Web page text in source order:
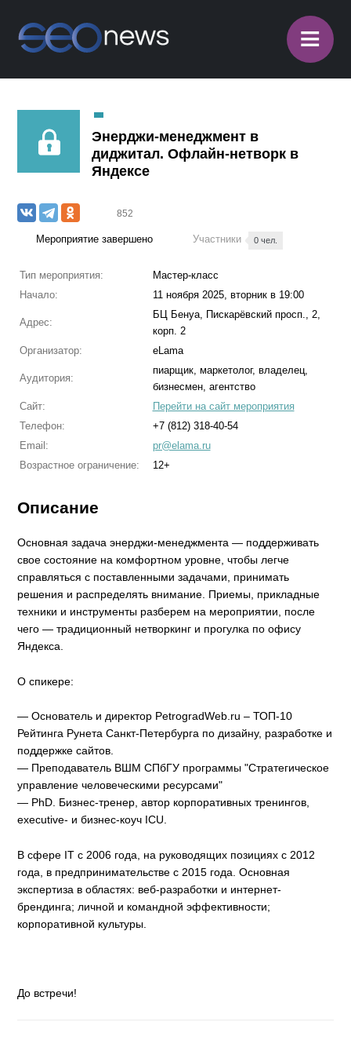
≡
Энерджи-менеджмент в
диджитал. Офлайн-нетворк в
Яндексе
852
Мероприятие завершено Участники 0 чел.
Тип мероприятия:
Мастер-класс
Начало:
11 ноября 2025, вторник в 19:00
Адрес:
БЦ Бенуа, Пискарёвский просп., 2,
корп. 2
Организатор:
eLama
Аудитория:
пиарщик, маркетолог, владелец,
бизнесмен, агентство
Сайт:
Перейти на сайт мероприятия
Телефон:
+7 (812) 318-40-54
Email:
pr@elama.ru
Возрастное ограничение:
12+
Описание
Основная задача энерджи-менеджмента — поддерживать
свое состояние на комфортном уровне, чтобы легче
справляться с поставленными задачами, принимать
решения и распределять внимание. Приемы, прикладные
техники и инструменты разберем на мероприятии, после
чего — традиционный нетворкинг и прогулка по офису
Яндекса.
О спикере:
— Основатель и директор PetrogradWeb.ru – ТОП-10
Рейтинга Рунета Санкт-Петербурга по дизайну, разработке и
поддержке сайтов.
— Преподаватель ВШМ СПбГУ программы "Стратегическое
управление человеческими ресурсами"
— PhD. Бизнес-тренер, автор корпоративных тренингов,
executive- и бизнес-коуч ICU.
В сфере IT с 2006 года, на руководящих позициях с 2012
года, в предпринимательстве с 2015 года. Основная
экспертиза в областях: веб-разработки и интернет-
брендинга; личной и командной эффективности;
корпоративной культуры.
До встречи!